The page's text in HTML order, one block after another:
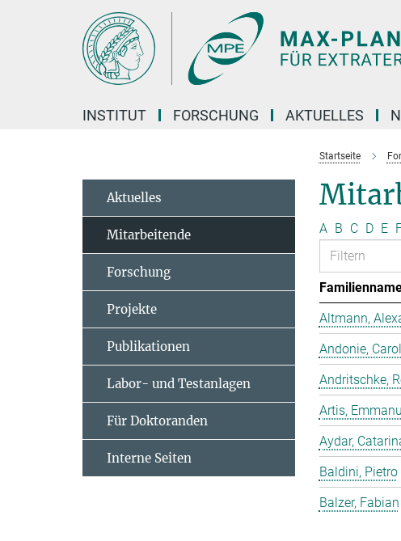
INSTITUT FORSCHUNG AKTUELLES
Startseite
A B C D E
Altmann,
Andonie,
Andritschke,
Artis,
Aydar,
Baldini, Pietro
Balzer, Fabian
Aktuelles
Mitarbeitende
Forschung
Projekte
Publikationen
Labor- und Testanlagen
Für Doktoranden
Interne Seiten